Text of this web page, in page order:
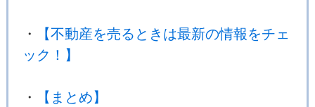
・
【不動産を売るときは最新の情報をチェ
ック！】
・ 【まとめ】